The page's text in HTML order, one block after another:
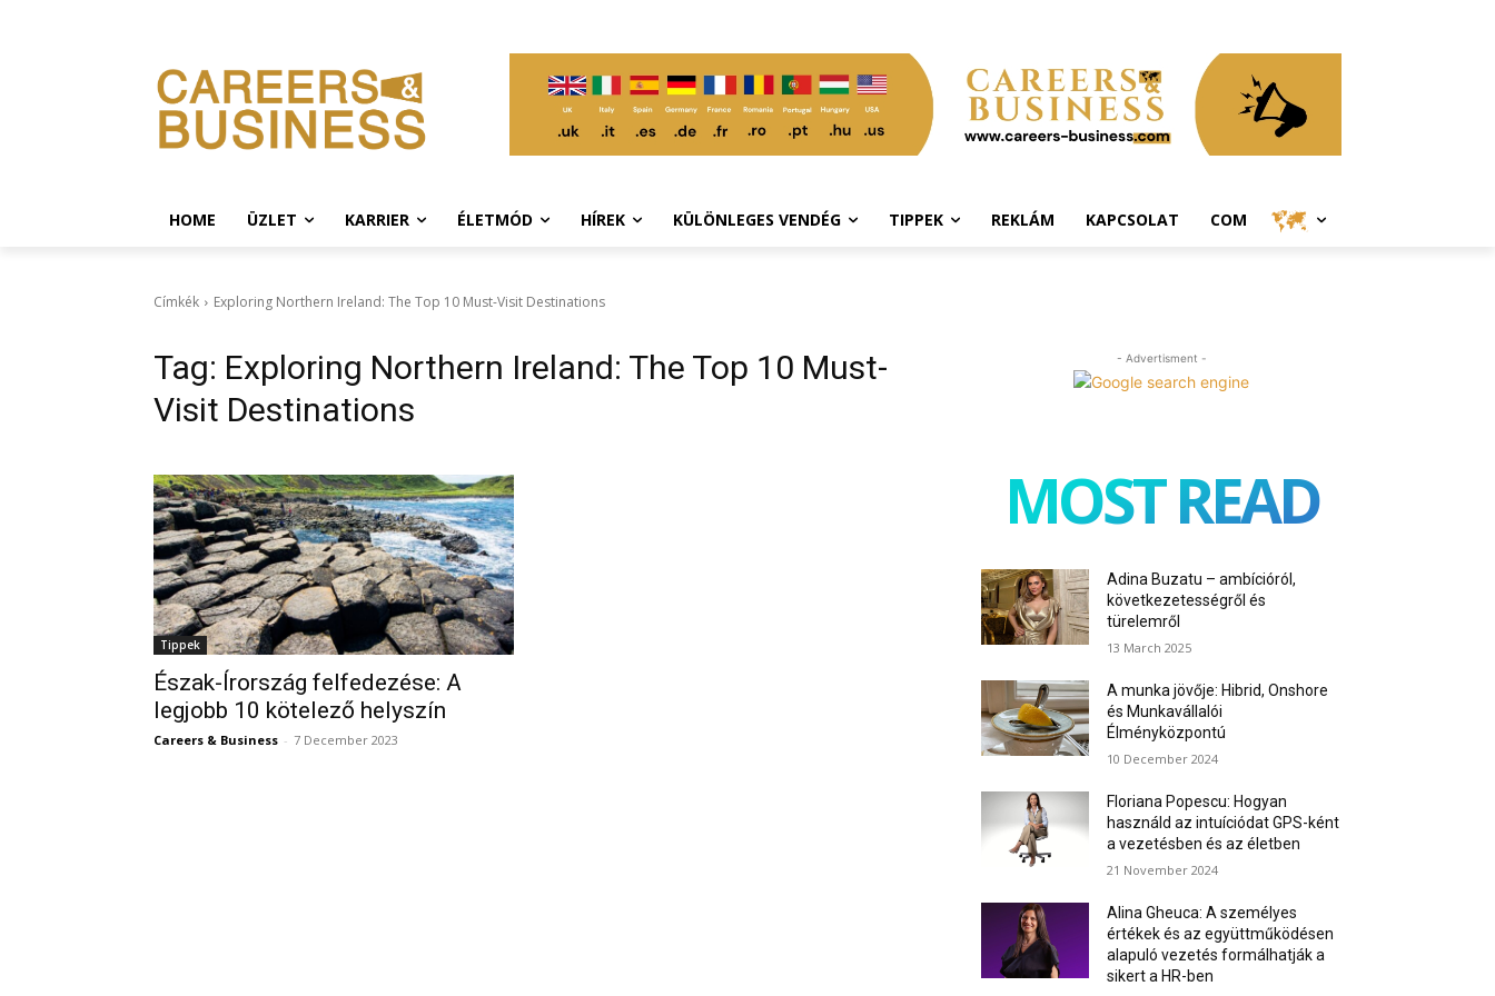
HOME ÜZLET KARRIER ÉLETMÓD HÍREK KÜLÖNLEGES VENDÉG TIPPEK REKLÁM KAPCSOLAT COM
Címkék Exploring Northern Ireland: The Top 10 Must-Visit Destinations
Tag: Exploring Northern Ireland: The Top 10 Must-
Visit Destinations
Tippek
Észak-Írország felfedezése: A
legjobb 10 kötelező helyszín
Careers & Business - 7 December 2023
- Advertisment -
MOST READ
Adina Buzatu – ambícióról,
következetességről és
türelemről
13 March 2025
A munka jövője: Hibrid, Onshore
és Munkavállalói
Élményközpontú
10 December 2024
Floriana Popescu: Hogyan
használd az intuíciódat GPS-ként
a vezetésben és az életben
21 November 2024
Alina Gheuca: A személyes
értékek és az együttműködésen
alapuló vezetés formálhatják a
sikert a HR-ben